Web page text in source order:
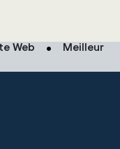
Web Meilleur
nous